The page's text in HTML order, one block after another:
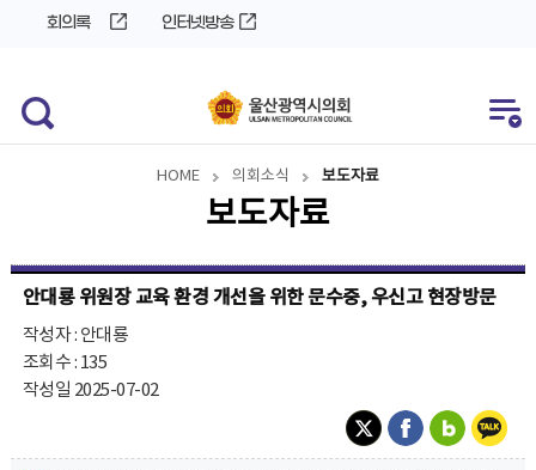
회의록 인터넷방송
HOME 의회소식 보도자료
보도자료
안대룡 위원장 교육 환경 개선을 위한 문수중, 우신고 현장방문
작성자 : 안대룡
조회수 : 135
작성일 2025-07-02